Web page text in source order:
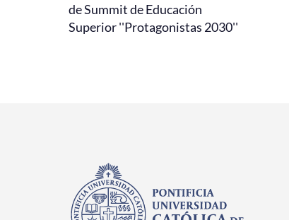
de Summit de Educación
Superior ''Protagonistas 2030''